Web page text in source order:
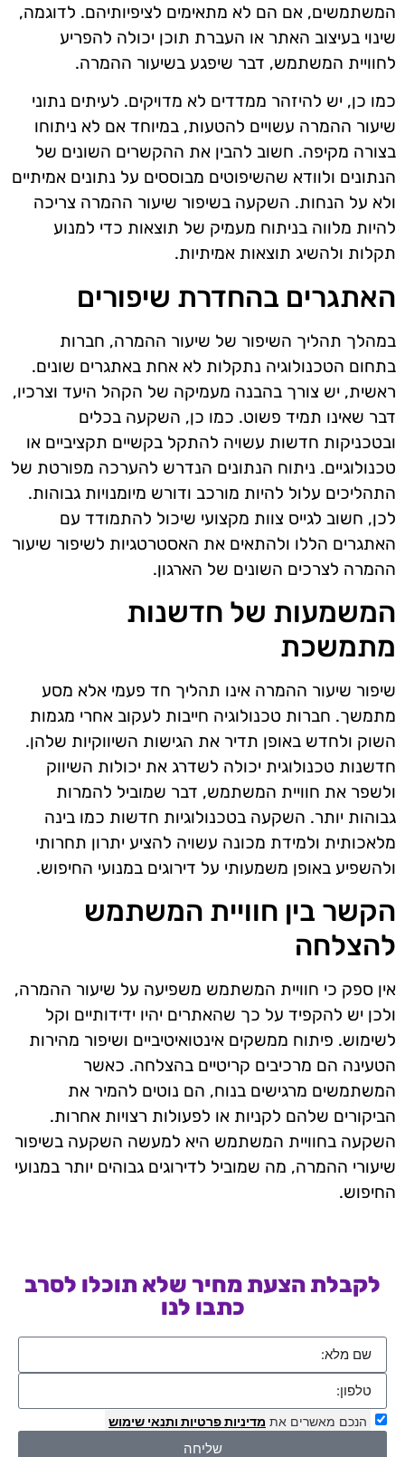
המשתמשים, אם הם לא מתאימים לציפיותיהם. לדוגמה,
שינוי בעיצוב האתר או העברת תוכן יכולה להפריע
לחוויית המשתמש, דבר שיפגע בשיעור ההמרה.
כמו כן, יש להיזהר ממדדים לא מדויקים. לעיתים נתוני
שיעור ההמרה עשויים להטעות, במיוחד אם לא ניתוחו
בצורה מקיפה. חשוב להבין את ההקשרים השונים של
הנתונים ולוודא שהשיפוטים מבוססים על נתונים אמיתיים
ולא על הנחות. השקעה בשיפור שיעור ההמרה צריכה
להיות מלווה בניתוח מעמיק של תוצאות כדי למנוע
תקלות ולהשיג תוצאות אמיתיות.
האתגרים בהחדרת שיפורים
במהלך תהליך השיפור של שיעור ההמרה, חברות
בתחום הטכנולוגיה נתקלות לא אחת באתגרים שונים.
ראשית, יש צורך בהבנה מעמיקה של הקהל היעד וצרכיו,
דבר שאינו תמיד פשוט. כמו כן, השקעה בכלים
ובטכניקות חדשות עשויה להתקל בקשיים תקציביים או
טכנולוגיים. ניתוח הנתונים הנדרש להערכה מפורטת של
התהליכים עלול להיות מורכב ודורש מיומנויות גבוהות.
לכן, חשוב לגייס צוות מקצועי שיכול להתמודד עם
האתגרים הללו ולהתאים את האסטרטגיות לשיפור שיעור
ההמרה לצרכים השונים של הארגון.
המשמעות של חדשנות
מתמשכת
שיפור שיעור ההמרה אינו תהליך חד פעמי אלא מסע
מתמשך. חברות טכנולוגיה חייבות לעקוב אחרי מגמות
השוק ולחדש באופן תדיר את הגישות השיווקיות שלהן.
חדשנות טכנולוגית יכולה לשדרג את יכולות השיווק
ולשפר את חוויית המשתמש, דבר שמוביל להמרות
גבוהות יותר. השקעה בטכנולוגיות חדשות כמו בינה
מלאכותית ולמידת מכונה עשויה להציע יתרון תחרותי
ולהשפיע באופן משמעותי על דירוגים במנועי החיפוש.
הקשר בין חוויית המשתמש
להצלחה
אין ספק כי חוויית המשתמש משפיעה על שיעור ההמרה,
ולכן יש להקפיד על כך שהאתרים יהיו ידידותיים וקל
לשימוש. פיתוח ממשקים אינטואיטיביים ושיפור מהירות
הטעינה הם מרכיבים קריטיים בהצלחה. כאשר
המשתמשים מרגישים בנוח, הם נוטים להמיר את
הביקורים שלהם לקניות או לפעולות רצויות אחרות.
השקעה בחוויית המשתמש היא למעשה השקעה בשיפור
שיעורי ההמרה, מה שמוביל לדירוגים גבוהים יותר במנועי
החיפוש.
לקבלת הצעת מחיר שלא תוכלו לסרב
כתבו לנו
הנכם מאשרים את מדיניות פרטיות ותנאי שימוש
שליחה